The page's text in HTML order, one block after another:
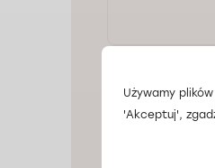
Używamy
'Akceptuj',